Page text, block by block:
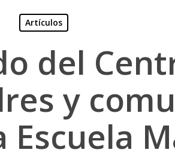
Artículos
del
y
Escuela